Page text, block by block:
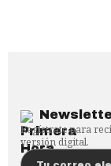
Regístrate para
versión digital.